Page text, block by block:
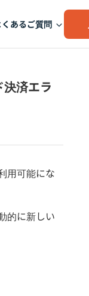
くあるご質問
済エラ
用可能にな
的に新しい